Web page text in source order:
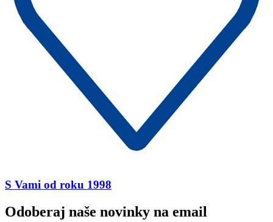
S Vami od roku 1998
Odoberaj naše novinky na email